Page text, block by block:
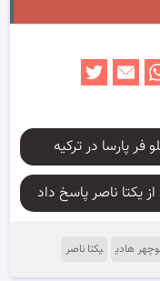
فر پارسا در ترکیه
هادی یکتا ناصر